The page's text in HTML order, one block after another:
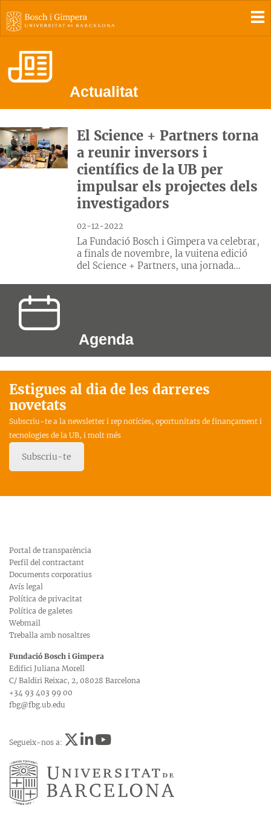
Actualitat
El Science + Partners torna
a reunir inversors i
científics de la UB per
impulsar els projectes dels
investigadors
02-12-2022
La Fundació Bosch i Gimpera va celebrar,
a finals de novembre, la vuitena edició
del Science + Partners, una jornada...
Agenda
Estigues al dia de les darreres
novetats
Subscriu-te a la newsletter i rep notícies, oportunitats de finançament i
tecnologies de la UB, i molt més
Subscriu-te
Portal de transparència
Perfil del contractant
Documents corporatius
Avís legal
Política de privacitat
Política de galetes
Webmail
Treballa amb nosaltres
Fundació Bosch i Gimpera
Edifici Juliana Morell
C/ Baldiri Reixac, 2, 08028 Barcelona
+34 93 403 99 00
fbg@fbg.ub.edu
Segueix-nos a: